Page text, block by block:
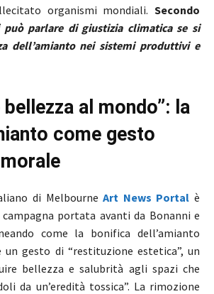
organismi mondiali. Secondo
può parlare di giustizia climatica se si
dell’amianto nei sistemi produttivi e
al mondo”: la
come gesto
di MelbourneArt News Portal è
portata avanti da Bonanni e
come la bonifica dell’amianto
un gesto di “restituzione estetica”, un
bellezza e salubrità agli spazi che
da un’eredità tossica”. La rimozione